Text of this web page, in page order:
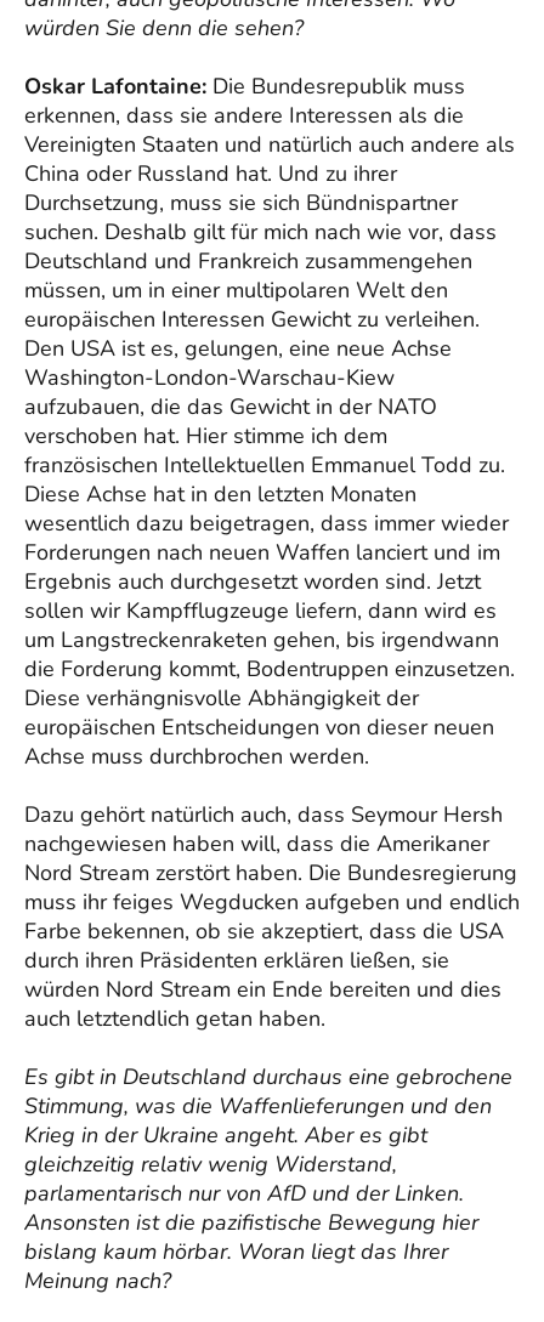
würden Sie denn die sehen?
Oskar Lafontaine: Die Bundesrepublik muss
erkennen, dass sie andere Interessen als die
Vereinigten Staaten und natürlich auch andere als
China oder Russland hat. Und zu ihrer
Durchsetzung, muss sie sich Bündnispartner
suchen. Deshalb gilt für mich nach wie vor, dass
Deutschland und Frankreich zusammengehen
müssen, um in einer multipolaren Welt den
europäischen Interessen Gewicht zu verleihen.
Den USA ist es, gelungen, eine neue Achse
Washington-London-Warschau-Kiew
aufzubauen, die das Gewicht in der NATO
verschoben hat. Hier stimme ich dem
französischen Intellektuellen Emmanuel Todd zu.
Diese Achse hat in den letzten Monaten
wesentlich dazu beigetragen, dass immer wieder
Forderungen nach neuen Waffen lanciert und im
Ergebnis auch durchgesetzt worden sind. Jetzt
sollen wir Kampfflugzeuge liefern, dann wird es
um Langstreckenraketen gehen, bis irgendwann
die Forderung kommt, Bodentruppen einzusetzen.
Diese verhängnisvolle Abhängigkeit der
europäischen Entscheidungen von dieser neuen
Achse muss durchbrochen werden.
Dazu gehört natürlich auch, dass Seymour Hersh
nachgewiesen haben will, dass die Amerikaner
Nord Stream zerstört haben. Die Bundesregierung
muss ihr feiges Wegducken aufgeben und endlich
Farbe bekennen, ob sie akzeptiert, dass die USA
durch ihren Präsidenten erklären ließen, sie
würden Nord Stream ein Ende bereiten und dies
auch letztendlich getan haben.
Es gibt in Deutschland durchaus eine gebrochene
Stimmung, was die Waffenlieferungen und den
Krieg in der Ukraine angeht. Aber es gibt
gleichzeitig relativ wenig Widerstand,
parlamentarisch nur von AfD und der Linken.
Ansonsten ist die pazifistische Bewegung hier
bislang kaum hörbar. Woran liegt das Ihrer
Meinung nach?